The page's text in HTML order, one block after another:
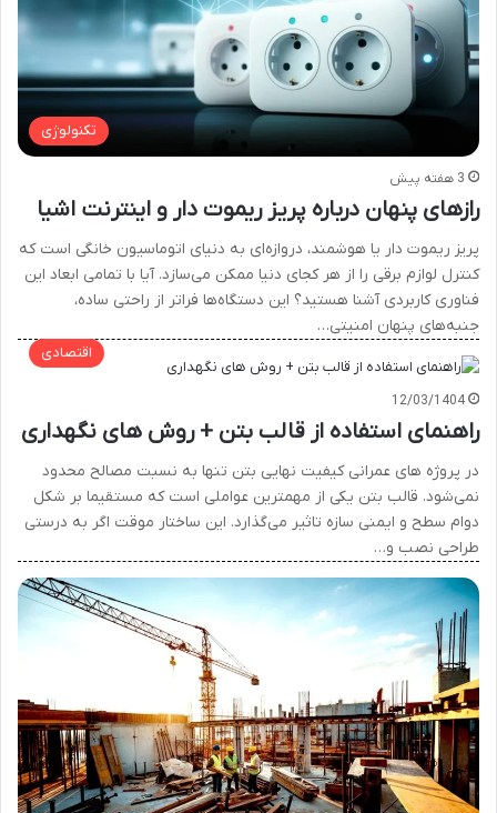
تکنولوژی
3 هفته پیش
رازهای پنهان درباره پریز ریموت دار و اینترنت اشیا
پریز ریموت دار یا هوشمند، دروازه‌ای به دنیای اتوماسیون خانگی است که
کنترل لوازم برقی را از هر کجای دنیا ممکن می‌سازد. آیا با تمامی ابعاد این
فناوری کاربردی آشنا هستید؟ این دستگاه‌ها فراتر از راحتی ساده،
جنبه‌های پنهان امنیتی…
اقتصادی
12/03/1404
راهنمای استفاده از قالب بتن + روش های نگهداری
در پروژه های عمرانی کیفیت نهایی بتن تنها به نسبت مصالح محدود
نمی‌شود. قالب بتن یکی از مهمترین عواملی‌ است که مستقیما بر شکل
دوام سطح و ایمنی سازه تاثیر می‌گذارد. این ساختار موقت اگر به درستی
طراحی نصب و…